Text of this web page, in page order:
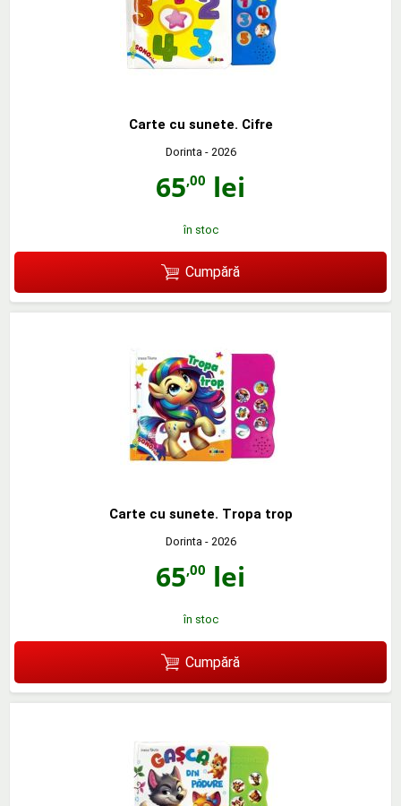
Carte cu sunete. Cifre
Dorinta - 2026
65,00 lei
în stoc
Cumpără
Carte cu sunete. Tropa trop
Dorinta- 2026
65,00 lei
în stoc
Cumpără